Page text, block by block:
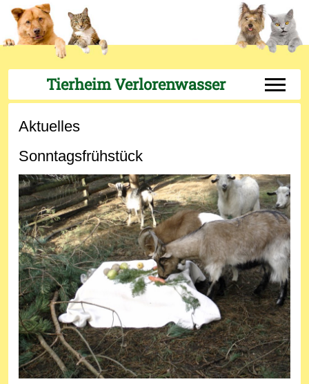
Tierheim Verlorenwasser Off-
Aktuelles
Sonntagsfrühstück